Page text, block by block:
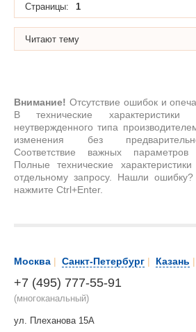
Страницы: 1
Читают тему
Внимание! Отсутствие ошибок и
В технические характеристики
неутвержденного типа
изменения без
Соответствие важных параметров
Полные технические
отдельному запросу. Нашли
нажмите Ctrl+Enter.
Москва | Санкт-Петербург | Казань |
+7 (495) 777-55-91
(многоканальный)
ул. Плеханова 15А